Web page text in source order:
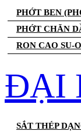
PHỚT BEN
PHỚT CHĂN
RON CAO SU-
ĐẠI
SẮT THÉP